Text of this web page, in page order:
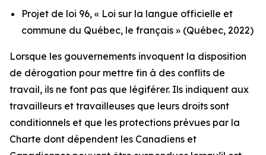
Projet de loi 96, « Loi sur la langue officielle et
commune du Québec, le français » (Québec, 2022)
Lorsque les gouvernements invoquent la disposition
de dérogation pour mettre fin à des conflits de
travail, ils ne font pas que légiférer. Ils indiquent aux
travailleurs et travailleuses que leurs droits sont
conditionnels et que les protections prévues par la
Charte dont dépendent les Canadiens et